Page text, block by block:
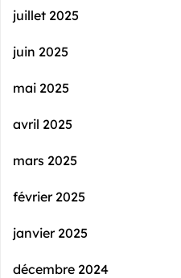
juillet 2025
juin 2025
mai 2025
avril 2025
mars 2025
février 2025
janvier 2025
décembre 2024